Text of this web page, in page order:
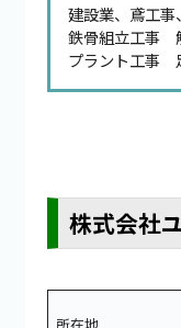
建設業、鳶工事、
鉄骨組立工事
プラント工事
株式会社